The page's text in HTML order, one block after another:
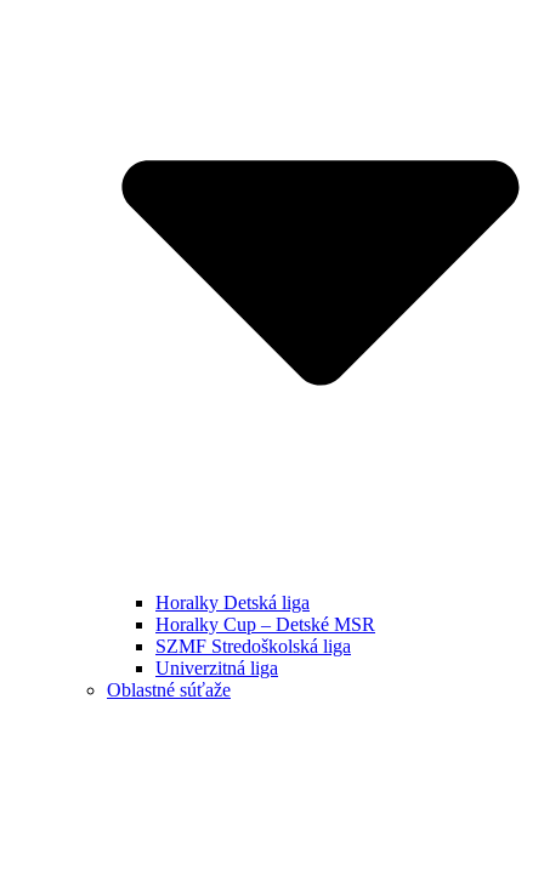
Horalky Detská liga
Horalky Cup – Detské MSR
SZMF Stredoškolská liga
Univerzitná liga
Oblastné súťaže